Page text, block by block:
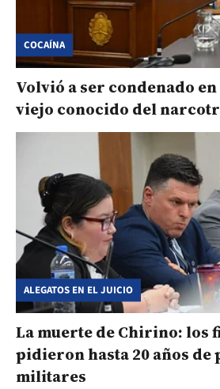
COCAÍNA
Volvió a ser condenado
viejo conocido del
ALEGATOS EN EL JUICIO
La muerte de Chirino: los
pidieron hasta 20 años
militares